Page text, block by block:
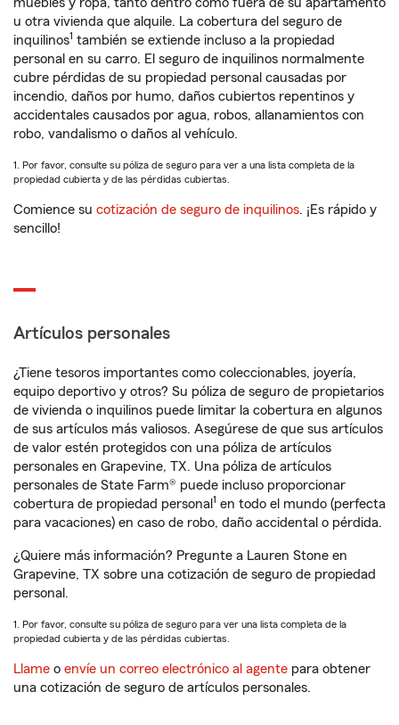
u otra vivienda que alquile. La cobertura del seguro de
inquilinos1 también se extiende incluso a la propiedad
personal en su carro. El seguro de inquilinos normalmente
cubre pérdidas de su propiedad personal causadas por
incendio, daños por humo, daños cubiertos repentinos y
accidentales causados por agua, robos, allanamientos con
robo, vandalismo o daños al vehículo.
1. Por favor, consulte su póliza de seguro para ver a una lista completa de la
propiedad cubierta y de las pérdidas cubiertas.
Comience su cotización de seguro de inquilinos. ¡Es rápido y
sencillo!
Artículos personales
¿Tiene tesoros importantes como coleccionables, joyería,
equipo deportivo y otros? Su póliza de seguro de propietarios
de vivienda o inquilinos puede limitar la cobertura en algunos
de sus artículos más valiosos. Asegúrese de que sus artículos
de valor estén protegidos con una póliza de artículos
personales en Grapevine, TX. Una póliza de artículos
personales de State Farm® puede incluso proporcionar
cobertura de propiedad personal 1 en todo el mundo (perfecta
para vacaciones) en caso de robo, daño accidental o pérdida.
¿Quiere más información? Pregunte a Lauren Stone en
Grapevine, TX sobre una cotización de seguro de propiedad
personal.
1. Por favor, consulte su póliza de seguro para ver una lista completa de la
propiedad cubierta y de las pérdidas cubiertas.
Llame o envíe un correo electrónico al agente para obtener
una cotización de seguro de artículos personales.